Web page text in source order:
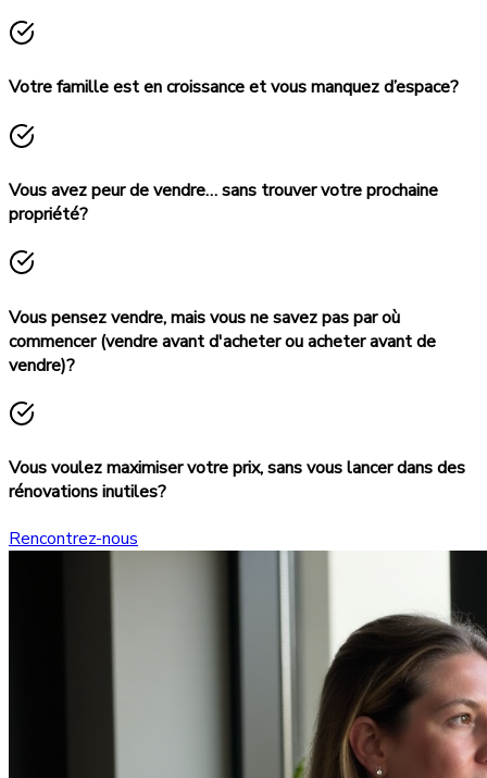
Votre famille est en croissance et vous manquez d’espace?
Vous avez peur de vendre… sans trouver votre prochaine
propriété?
Vous pensez vendre, mais vous ne savez pas par où
commencer (vendre avant d'acheter ou acheter avant de
vendre)?
Vous voulez maximiser votre prix, sans vous lancer dans des
rénovations inutiles?
Rencontrez-nous